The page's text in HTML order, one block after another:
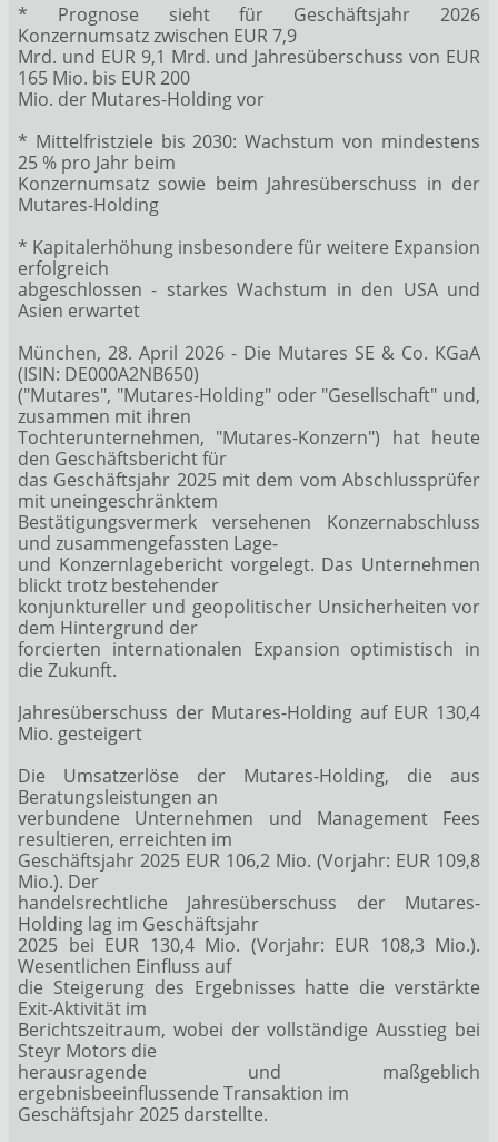
* Prognose sieht für Geschäftsjahr 2026
Konzernumsatz zwischen EUR 7,9
Mrd. und EUR 9,1 Mrd. und Jahresüberschuss von EUR
165 Mio. bis EUR 200
Mio. der Mutares-Holding vor
* Mittelfristziele bis 2030: Wachstum von mindestens
25 % pro Jahr beim
Konzernumsatz sowie beim Jahresüberschuss in der
Mutares-Holding
* Kapitalerhöhung insbesondere für weitere Expansion
erfolgreich
abgeschlossen - starkes Wachstum in den USA und
Asien erwartet
München, 28. April 2026 - Die Mutares SE & Co. KGaA
(ISIN: DE000A2NB650)
("Mutares", "Mutares-Holding" oder "Gesellschaft" und,
zusammen mit ihren
Tochterunternehmen, "Mutares-Konzern") hat heute
den Geschäftsbericht für
das Geschäftsjahr 2025 mit dem vom Abschlussprüfer
mit uneingeschränktem
Bestätigungsvermerk versehenen Konzernabschluss
und zusammengefassten Lage-
und Konzernlagebericht vorgelegt. Das Unternehmen
blickt trotz bestehender
konjunktureller und geopolitischer Unsicherheiten vor
dem Hintergrund der
forcierten internationalen Expansion optimistisch in
die Zukunft.
Jahresüberschuss der Mutares-Holding auf EUR 130,4
Mio. gesteigert
Die Umsatzerlöse der Mutares-Holding, die aus
Beratungsleistungen an
verbundene Unternehmen und Management Fees
resultieren, erreichten im
Geschäftsjahr 2025 EUR 106,2 Mio. (Vorjahr: EUR 109,8
Mio.). Der
handelsrechtliche Jahresüberschuss der Mutares-
Holding lag im Geschäftsjahr
2025 bei EUR 130,4 Mio. (Vorjahr: EUR 108,3 Mio.).
Wesentlichen Einfluss auf
die Steigerung des Ergebnisses hatte die verstärkte
Exit-Aktivität im
Berichtszeitraum, wobei der vollständige Ausstieg bei
Steyr Motors die
herausragende und maßgeblich
ergebnisbeeinflussende Transaktion im
Geschäftsjahr 2025 darstellte.